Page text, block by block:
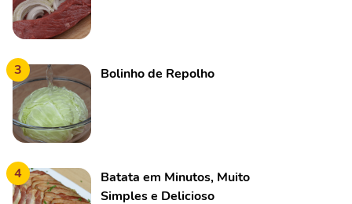
3 Bolinho de Repolho
4
Batata em Minutos, Muito
Simples e Delicioso